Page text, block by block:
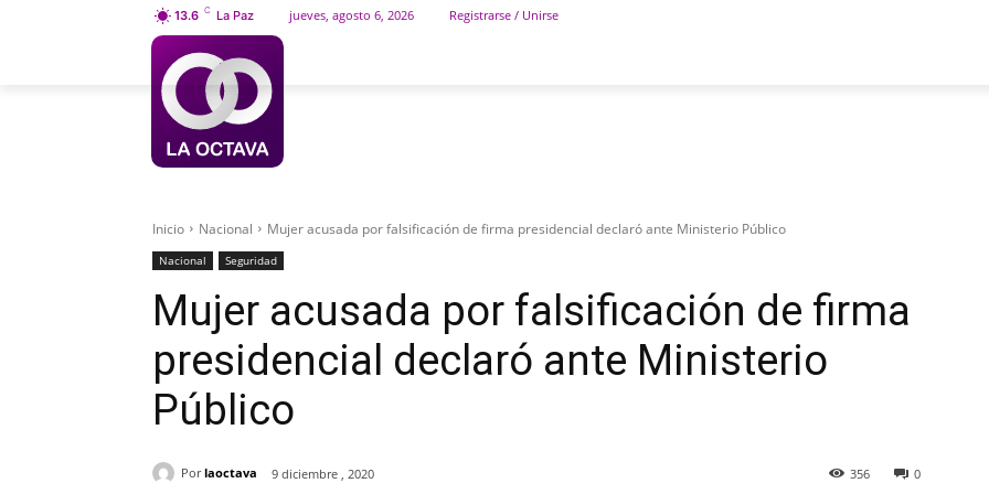
13.6 C La Paz jueves, agosto 6, 2026 Registrarse / Unirse
Inicio Nacional Mujer acusada por falsificación de firma presidencial declaró ante Ministerio Público
Nacional Seguridad
Mujer acusada por falsificación de firma
presidencial declaró ante Ministerio
Público
Por laoctava 9 diciembre , 2020 0
356